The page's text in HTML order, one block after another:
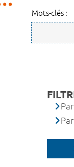
Mots-clés :